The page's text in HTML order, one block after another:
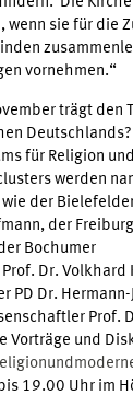
wenn sie für die
vornehmen.“
trägt den
für Religion
werden
der
der
Bochumer
Dr. Volkhard
PD Dr. Hermann-
Prof.
Vorträge und
19.00 Uhr im